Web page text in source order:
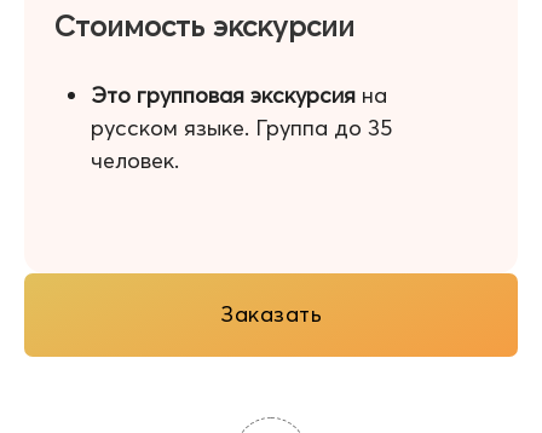
Стоимость экскурсии
Это групповая экскурсия на
русском языке. Группа до 35
человек.
Заказать